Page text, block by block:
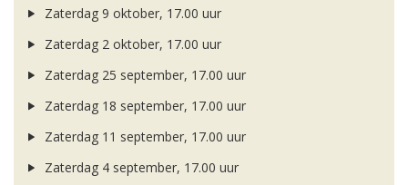
Zaterdag 9 oktober, 17.00 uur
Zaterdag 2 oktober, 17.00 uur
Zaterdag 25 september, 17.00 uur
Zaterdag 18 september, 17.00 uur
Zaterdag 11 september, 17.00 uur
Zaterdag 4 september, 17.00 uur